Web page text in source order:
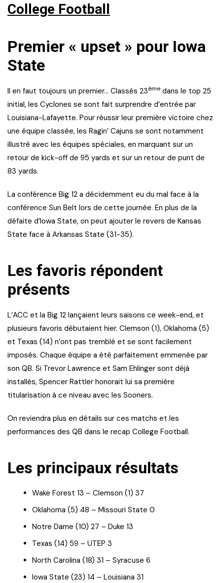
College Football
Premier « upset » pour Iowa
State
Il en faut toujours un premier… Classés 23ème dans le top 25
initial, les Cyclones se sont fait surprendre d’entrée par
Louisiana-Lafayette. Pour réussir leur première victoire chez
une équipe classée, les Ragin’ Cajuns se sont notamment
illustré avec les équipes spéciales, en marquant sur un
retour de kick-off de 95 yards et sur un retour de punt de
83 yards.
La conférence Big 12 a décidemment eu du mal face à la
conférence Sun Belt lors de cette journée. En plus de la
défaite d’Iowa State, on peut ajouter le revers de Kansas
State face à Arkansas State (31-35).
Les favoris répondent
présents
L’ACC et la Big 12 lançaient leurs saisons ce week-end, et
plusieurs favoris débutaient hier. Clemson (1), Oklahoma (5)
et Texas (14) n’ont pas tremblé et se sont facilement
imposés. Chaque équipe a été parfaitement emmenée par
son QB. Si Trevor Lawrence et Sam Ehlinger sont déjà
installés, Spencer Rattler honorait lui sa première
titularisation à ce niveau avec les Sooners.
On reviendra plus en détails sur ces matchs et les
performances des QB dans le recap College Football.
Les principaux résultats
Wake Forest 13 – Clemson (1) 37
Oklahoma (5) 48 – Missouri State 0
Notre Dame (10) 27 – Duke 13
Texas (14) 59 – UTEP 3
North Carolina (18) 31 – Syracuse 6
Iowa State (23) 14 – Louisiana 31